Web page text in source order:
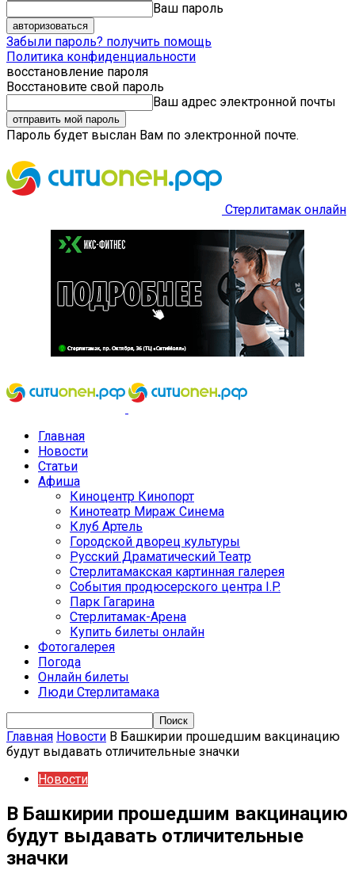
Ваш пароль
Забыли пароль? получить помощь
Политика конфиденциальности
восстановление пароля
Восстановите свой пароль
Ваш адрес электронной почты
Пароль будет выслан Вам по электронной почте.
Стерлитамак онлайн
Главная
Новости
Статьи
Афиша
Киноцентр Кинопорт
Кинотеатр Мираж Синема
Клуб Артель
Городской дворец культуры
Русский Драматический Театр
Стерлитамакская картинная галерея
События продюсерского центра I.P.
Парк Гагарина
Стерлитамак-Арена
Купить билеты онлайн
Фотогалерея
Погода
Онлайн билеты
Люди Стерлитамака
Главная Новости В Башкирии прошедшим вакцинацию
будут выдавать отличительные значки
Новости
В Башкирии прошедшим вакцинацию
будут выдавать отличительные
значки